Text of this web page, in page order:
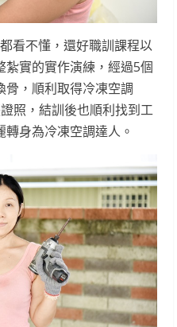
看不懂，還好職訓課程以
實的實作演練，經過5個
骨，順利取得冷凍空調
照，結訓後也順利找到工
身為冷凍空調達人。